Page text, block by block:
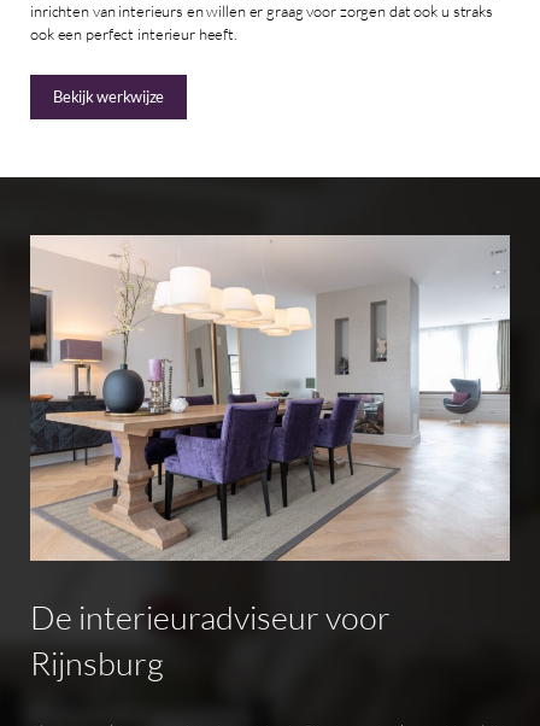
inrichten van interieurs en willen er graag voor zorgen dat ook u straks
ook een perfect interieur heeft.
Bekijk werkwijze
De interieuradviseurvoor
Rijnsburg